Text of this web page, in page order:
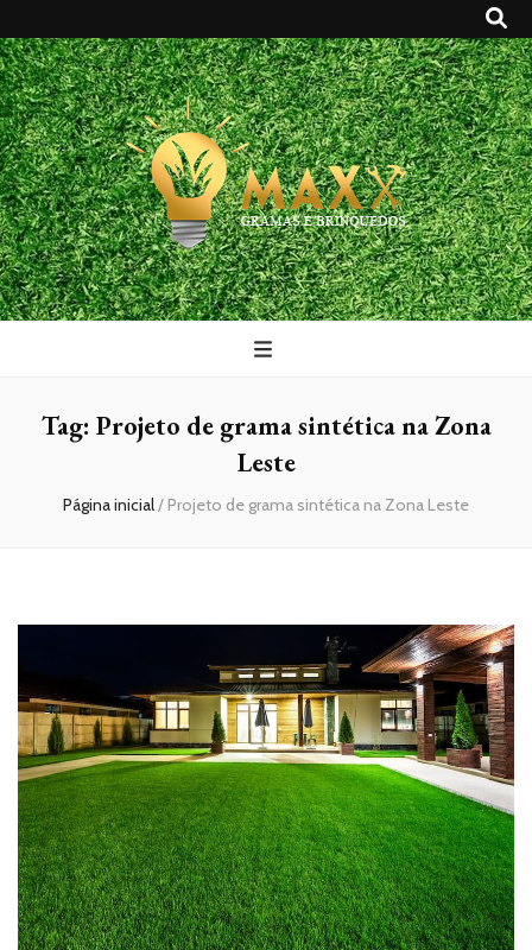
Maxx Gramas
Blog
Tag: Projeto de grama sintética na Zona
Leste
Página inicial/ Projeto de grama sintética na Zona Leste